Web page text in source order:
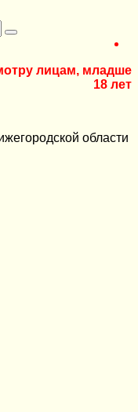
лицам, младше
18 лет
области